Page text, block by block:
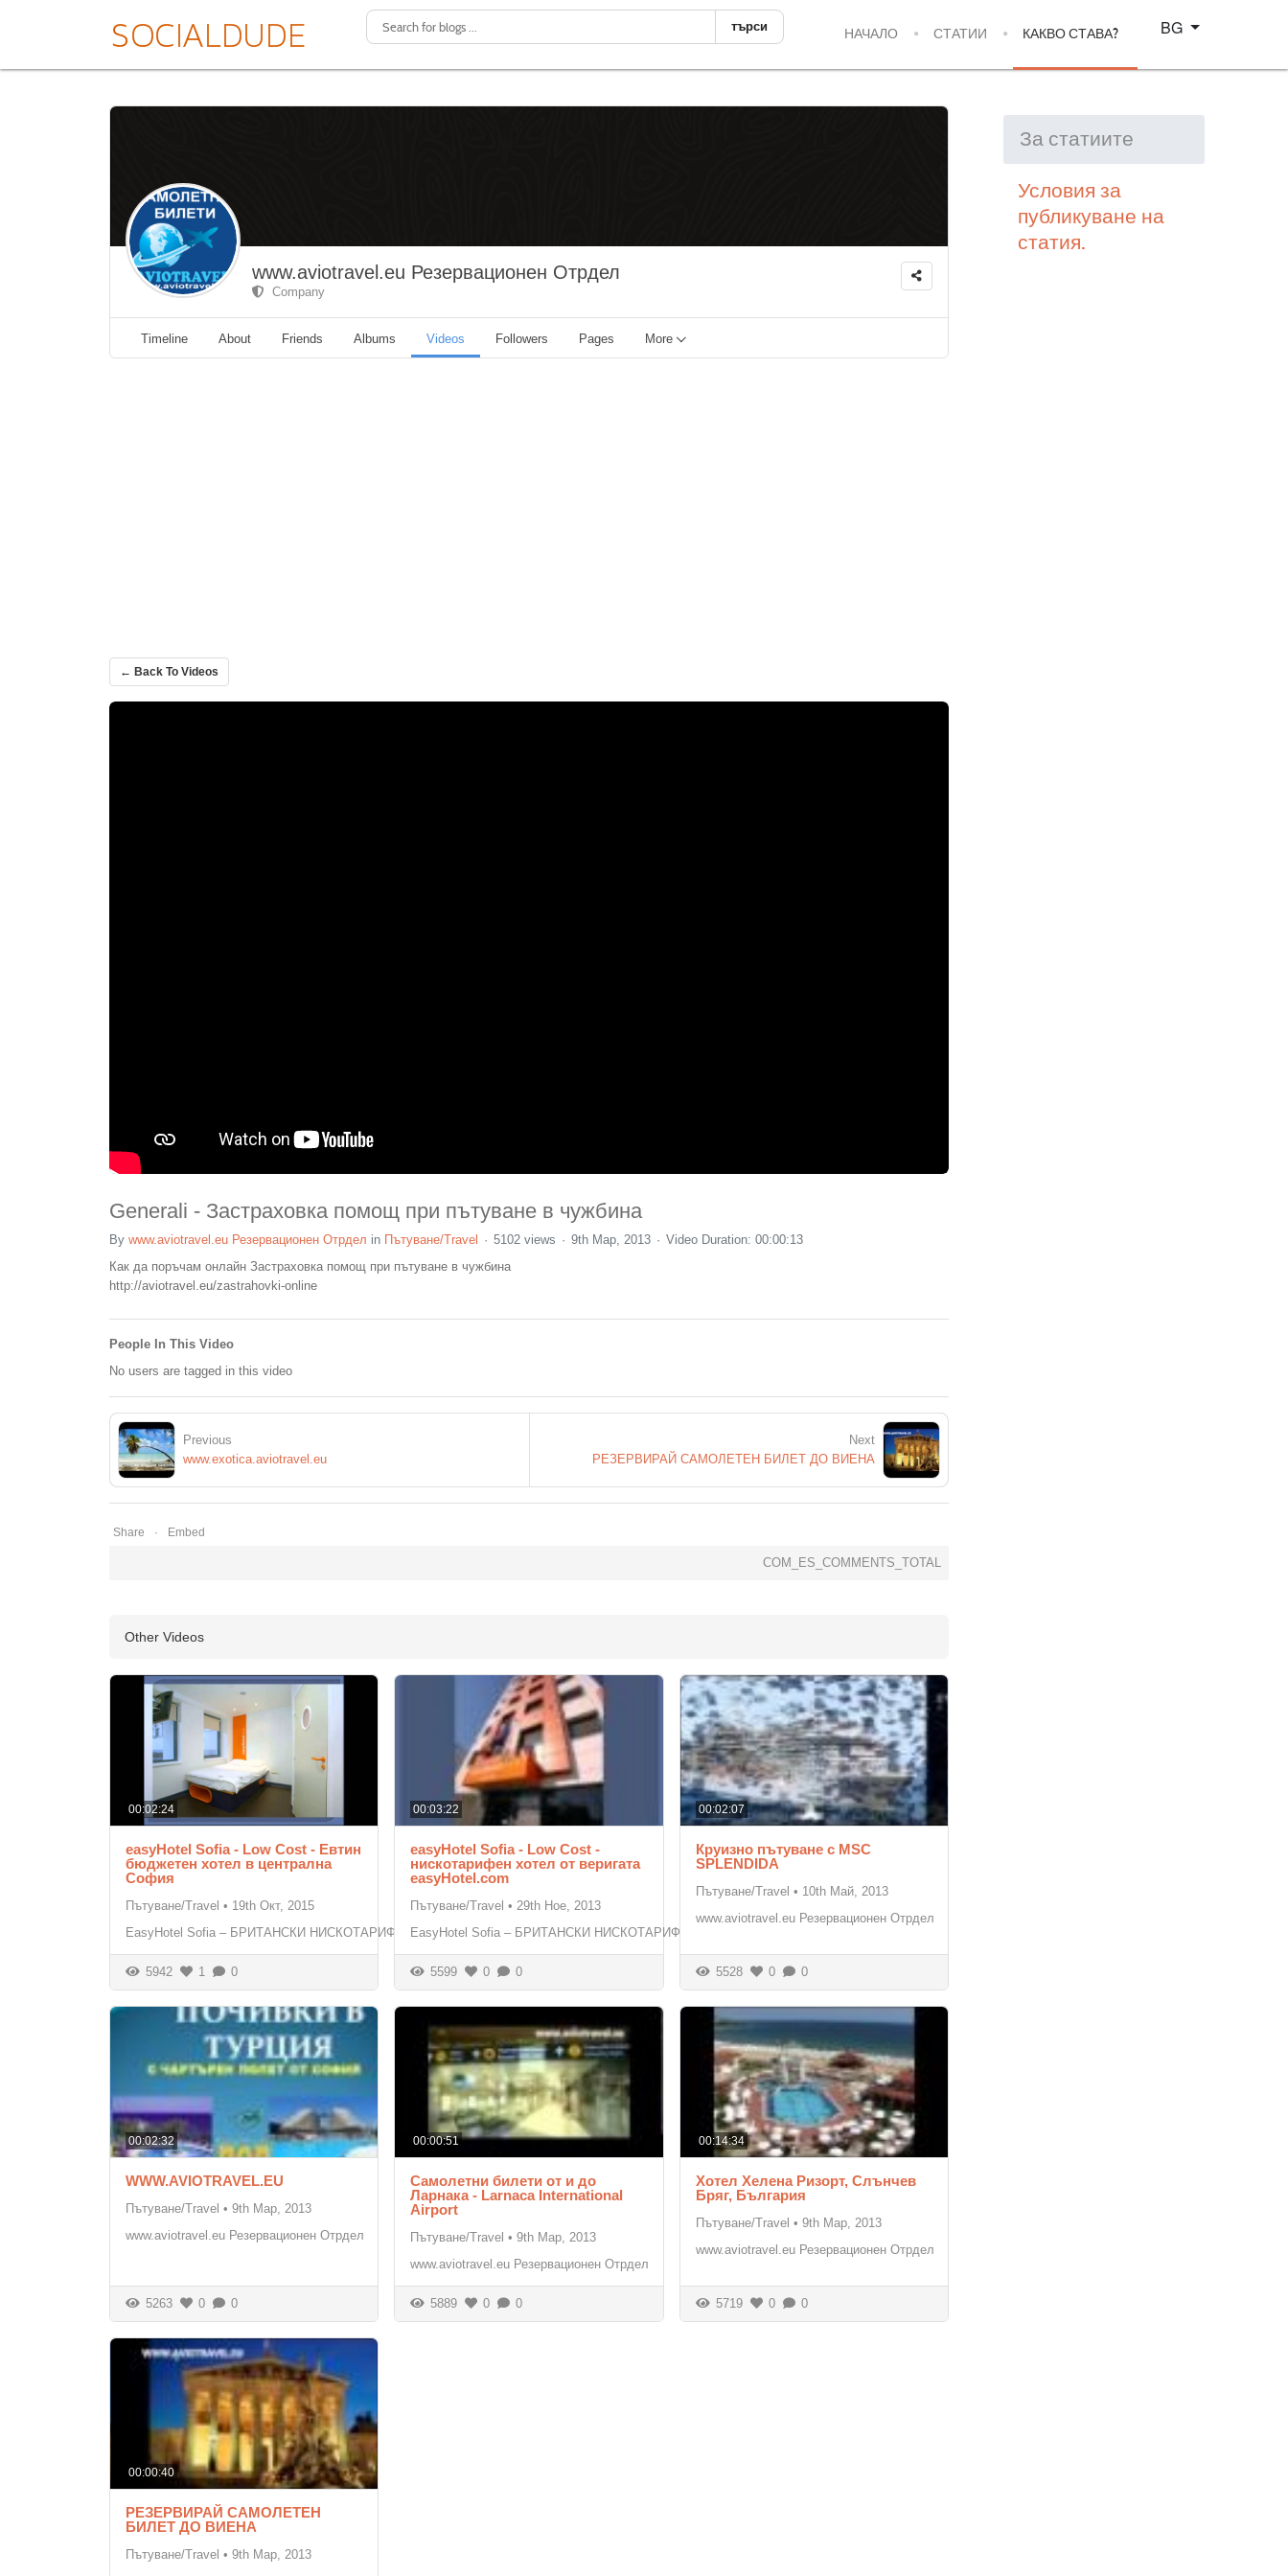
търси НАЧАЛО СТАТИИ КАКВО СТАВА?
Изберете език
BG
www.aviotravel.eu Резервационен Отрдел
Company
Timeline About Friends Albums Videos Followers Pages More
← Back To Videos
Generali - Застраховка помощ при пътуване в чужбина
By www.aviotravel.eu Резервационен Отрдел in Пътуване/Travel 5102 views 9th Мар, 2013
Video Duration: 00:00:13
Как да поръчам онлайн Застраховка помощ при пътуване в чужбина
http://aviotravel.eu/zastrahovki-online
People In This Video
No users are tagged in this video
Previous
www.exotica.aviotravel.eu
Next
РЕЗЕРВИРАЙ САМОЛЕТЕН БИЛЕТ ДО ВИЕНА
Share Embed
COM_ES_COMMENTS_TOTAL
Other Videos
00:02:24
easyHotel Sofia - Low Cost - Евтин
бюджетен хотел в централна
София
Пътуване/Travel • 19th Окт, 2015
EasyHotel Sofia – БРИТАНСКИ НИСКОТАРИФЕН
5942 1 0
00:03:22
easyHotel Sofia - Low Cost -
нискотарифен хотел от веригата
easyHotel.com
Пътуване/Travel • 29th Ное, 2013
EasyHotel Sofia – БРИТАНСКИ НИСКОТАРИФЕН
5599 0 0
00:02:07
Круизно пътуване с MSC
SPLENDIDA
Пътуване/Travel • 10th Май, 2013
www.aviotravel.eu Резервационен Отрдел
5528 0 0
00:02:32
WWW.AVIOTRAVEL.EU
Пътуване/Travel • 9th Мар, 2013
www.aviotravel.eu Резервационен Отрдел
5263 0 0
00:00:51
Самолетни билети от и до
Ларнака - Larnaca International
Airport
Пътуване/Travel • 9th Мар, 2013
www.aviotravel.eu Резервационен Отрдел
5889 0 0
00:14:34
Хотел Хелена Ризорт, Слънчев
Бряг, България
Пътуване/Travel • 9th Мар, 2013
www.aviotravel.eu Резервационен Отрдел
5719 0 0
00:00:40
РЕЗЕРВИРАЙ САМОЛЕТЕН
БИЛЕТ ДО ВИЕНА
Пътуване/Travel • 9th Мар, 2013
За статиите
Условия за
публикуване на
статия.